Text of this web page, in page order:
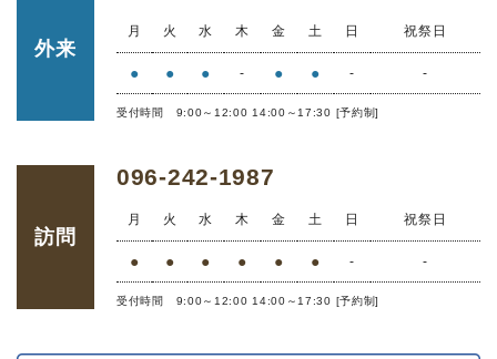
外来
月 火 水 木 金 土 日 祝祭日
● ● ● - ● ● - -
受付時間 9:00～12:00 14:00～17:30 [予約制]
訪問
096-242-1987
月 火 水 木 金 土 日 祝祭日
● ● ● ● ● ● - -
受付時間 9:00～12:00 14:00～17:30 [予約制]